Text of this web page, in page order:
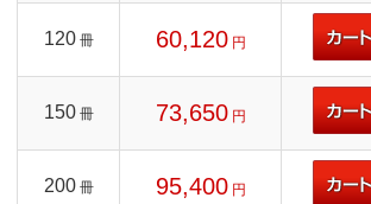
120 冊 60,120 円
150 冊 73,650 円
200 冊 95,400 円